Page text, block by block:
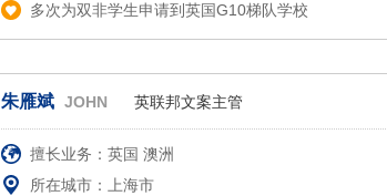
多次为双非学生申请到英国G10梯队学校
朱雁斌 JOHN 英联邦文案主管
擅长业务：英国 澳洲
所在城市：上海市